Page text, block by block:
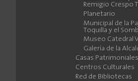
Remigio Crespo
Planetario
Municipal de la
Toquilla y el
Museo Catedral
Galería de la
Casas Patrimoniales
Centros Culturales
Red de Bibliotecas